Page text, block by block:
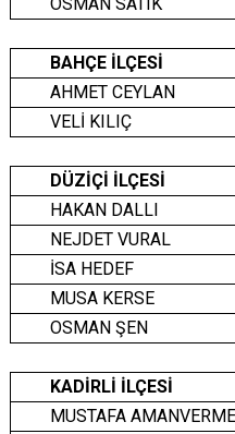
BAHÇE İLÇESİ
AHMET CEYLAN
VELİ KILIÇ
DÜZİÇİ İLÇESİ
HAKAN DALLI
NEJDET VURAL
İSA HEDEF
MUSA KERSE
OSMAN ŞEN
KADİRLİ İLÇESİ
MUSTAFA